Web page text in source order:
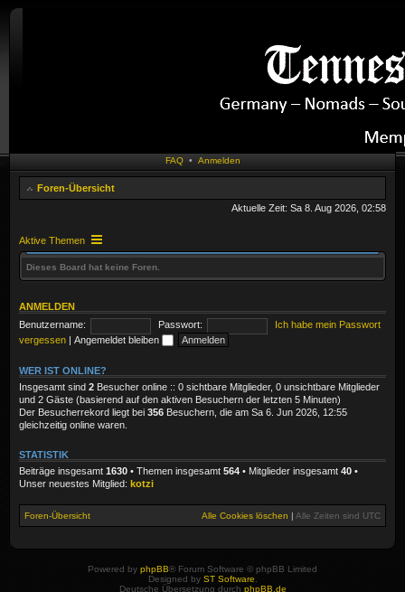
FAQ • Anmelden
Foren-Übersicht
Aktuelle Zeit: Sa 8. Aug 2026, 02:58
Aktive Themen
Dieses Board hat keine Foren.
ANMELDEN
Benutzername:
Passwort:
Ich habe mein Passwort
vergessen | Angemeldet bleiben
WER IST ONLINE?
Insgesamt sind 2 Besucher online :: 0 sichtbare Mitglieder, 0 unsichtbare Mitglieder
und 2 Gäste (basierend auf den aktiven Besuchern der letzten 5 Minuten)
Der Besucherrekord liegt bei 356 Besuchern, die am Sa 6. Jun 2026, 12:55
gleichzeitig online waren.
STATISTIK
Beiträge insgesamt 1630 • Themen insgesamt 564 • Mitglieder insgesamt 40 •
Unser neuestes Mitglied: kotzi
Foren-Übersicht Alle Cookies löschen | Alle Zeiten sind UTC
Powered by phpBB® Forum Software © phpBB Limited
Designed by ST Software
Deutsche Übersetzung durch phpBB.de